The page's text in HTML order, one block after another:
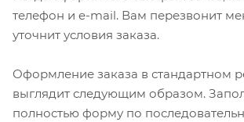
телефон и e-mail. Вам перезвонит
уточнит условия заказа.
Оформление заказа в стандартном
выглядит следующим образом.
полностью форму по